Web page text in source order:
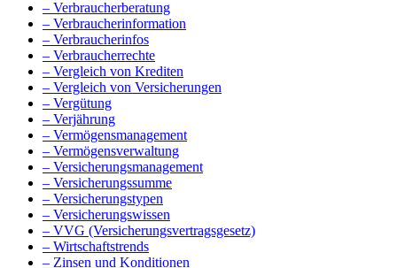
– Verbraucherberatung
– Verbraucherinformation
– Verbraucherinfos
– Verbraucherrechte
– Vergleich von Krediten
– Vergleich von Versicherungen
– Vergütung
– Verjährung
– Vermögensmanagement
– Vermögensverwaltung
– Versicherungsmanagement
– Versicherungssumme
– Versicherungstypen
– Versicherungswissen
– VVG (Versicherungsvertragsgesetz)
– Wirtschaftstrends
– Zinsen und Konditionen